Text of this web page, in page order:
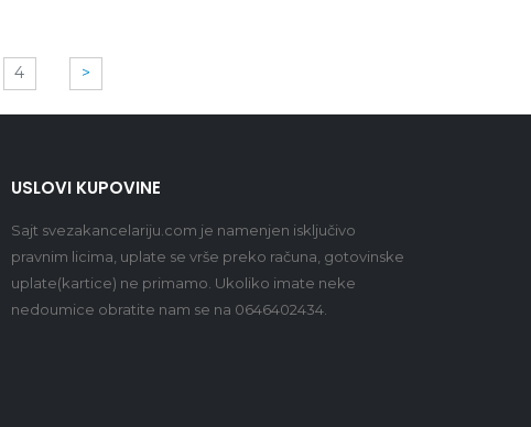
4 >
USLOVI KUPOVINE
Sajt svezakancelariju.com je namenjen isključivo
pravnim licima, uplate se vrše preko računa, gotovinske
uplate(kartice) ne primamo. Ukoliko imate neke
nedoumice obratite nam se na 0646402434.